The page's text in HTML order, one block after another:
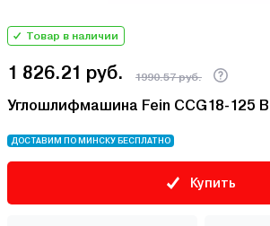
Товар в наличии
1 826.21 руб. 1990.57 руб.
Углошлифмашина Fein CCG18-125
ДОСТАВИМ ПО МИНСКУ БЕСПЛАТНО
Купить